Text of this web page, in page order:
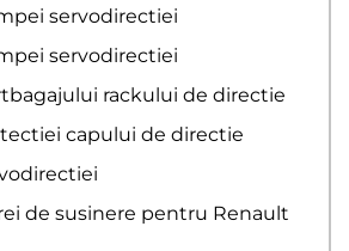
servodirectiei
servodirectiei
rackului de directie
capului de directie
de susinere pentru Renault